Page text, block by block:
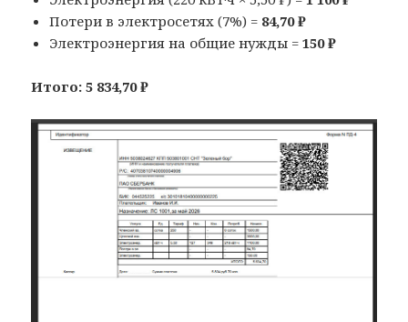
Потери в электросетях (7%) = 84,70 ₽
Электроэнергия на общие нужды =150 ₽
Итого: 5 834,70 ₽